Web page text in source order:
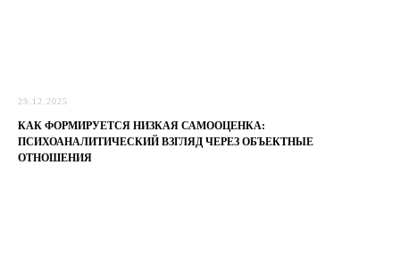
29.12.2025
КАК ФОРМИРУЕТСЯ НИЗКАЯ САМООЦЕНКА:
ПСИХОАНАЛИТИЧЕСКИЙ ВЗГЛЯД ЧЕРЕЗ ОБЪЕКТНЫЕ
ОТНОШЕНИЯ